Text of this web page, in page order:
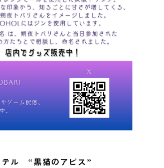
テル “黒猫のアビス”